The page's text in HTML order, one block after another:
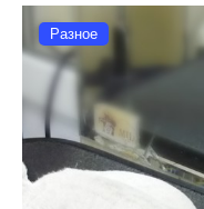
Разное